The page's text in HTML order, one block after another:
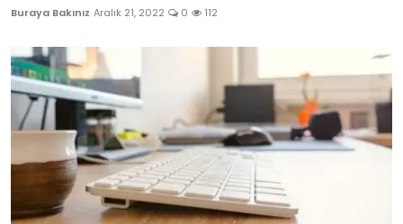
Buraya Bakınız Aralık 21, 2022 0 112